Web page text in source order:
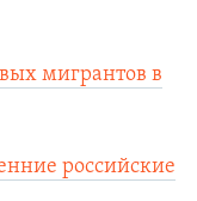
мигрантов в
российские